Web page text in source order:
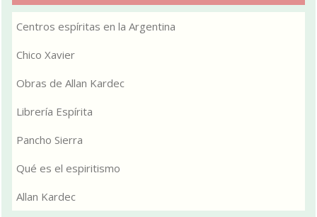
Centros espíritas en la Argentina
Chico Xavier
Obras de Allan Kardec
Librería Espírita
Pancho Sierra
Qué es el espiritismo
Allan Kardec